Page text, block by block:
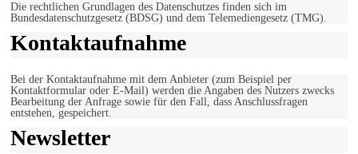
Die rechtlichen Grundlagen des Datenschutzes finden sich im
Bundesdatenschutzgesetz (BDSG) und dem Telemediengesetz (TMG).
Kontaktaufnahme
Bei der Kontaktaufnahme mit dem Anbieter (zum Beispiel per
Kontaktformular oder E-Mail) werden die Angaben des Nutzers zwecks
Bearbeitung der Anfrage sowie für den Fall, dass Anschlussfragen
entstehen, gespeichert.
Newsletter